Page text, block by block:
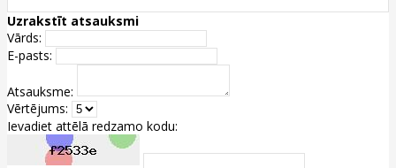
Uzrakstīt atsauksmi
Vārds:
E-pasts:
Atsauksme:
Vērtējums:
Ievadiet attēlā redzamo kodu: